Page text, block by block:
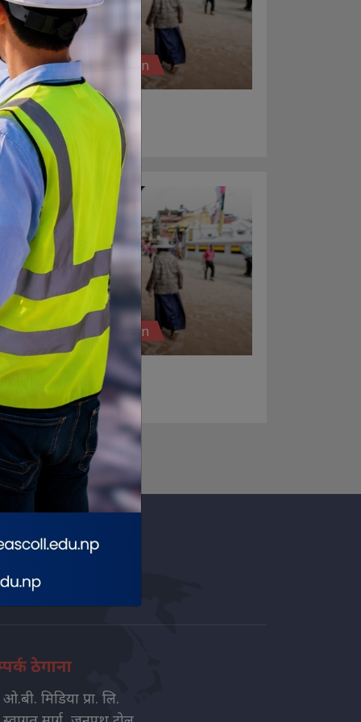
Educational Institution
Biratnagar-9
Educational Institution
Institute
Biratnagar-14
ठेगाना
ओ.बी. मिडिया प्रा. लि.